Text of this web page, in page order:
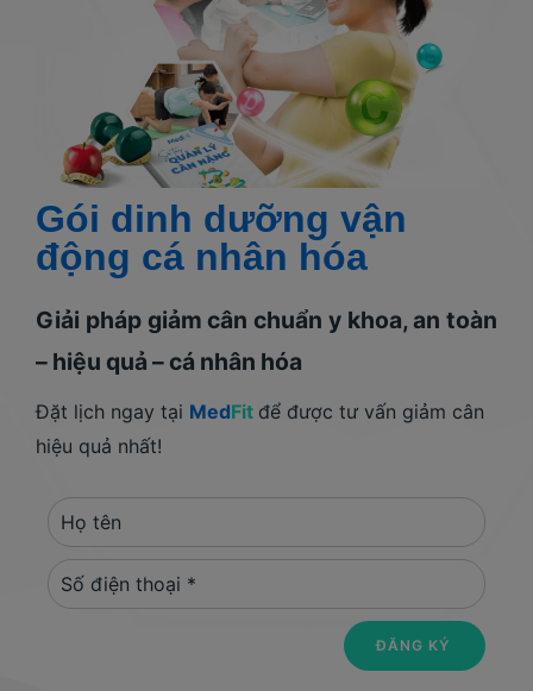
Gói dinh dưỡng vận
động cá nhân hóa
Giải pháp giảm cân chuẩn y khoa, an toàn
– hiệu quả – cá nhân hóa
Đặt lịch ngay tại MedFit để được tư vấn giảm cân
hiệu quả nhất!